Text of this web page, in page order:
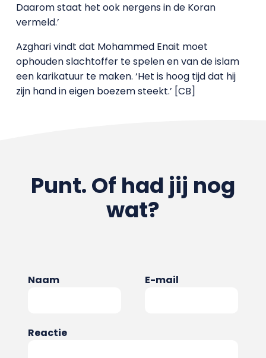
Daarom staat het ook nergens in de Koran
vermeld.’
Azghari vindt dat Mohammed Enait moet
ophouden slachtoffer te spelen en van de islam
een karikatuur te maken. ‘Het is hoog tijd dat hij
zijn hand in eigen boezem steekt.’ [CB]
Punt. Of had jij nog
wat?
Naam E-mail
Reactie